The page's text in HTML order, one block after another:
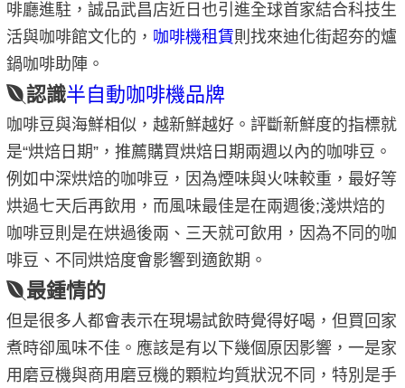
啡廳進駐，誠品武昌店近日也引進全球首家結合科技生
活與咖啡館文化的， 咖啡機租賃則找來迪化街超夯的爐
鍋咖啡助陣。
認識半自動咖啡機品牌
咖啡豆與海鮮相似，越新鮮越好。評斷新鮮度的指標就
是“烘焙日期”，推薦購買烘焙日期兩週以內的咖啡豆。
例如中深烘焙的咖啡豆，因為煙味與火味較重，最好等
烘過七天后再飲用，而風味最佳是在兩週後;淺烘焙的
咖啡豆則是在烘過後兩、三天就可飲用，因為不同的咖
啡豆、不同烘焙度會影響到適飲期。
最鍾情的
但是很多人都會表示在現場試飲時覺得好喝，但買回家
煮時卻風味不佳。應該是有以下幾個原因影響，一是家
用磨豆機與商用磨豆機的顆粒均質狀況不同，特別是手